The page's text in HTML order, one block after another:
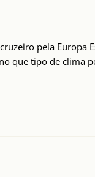
pela Europa
que tipo de clima